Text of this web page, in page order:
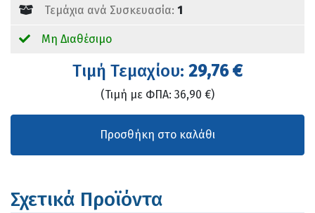
Τεμάχια ανά Συσκευασία: 1
Μη Διαθέσιμο
Tιμή Τεμαχίου: 29,76 €
(Τιμή με ΦΠΑ: 36,90 €)
Σχετικά Προϊόντα